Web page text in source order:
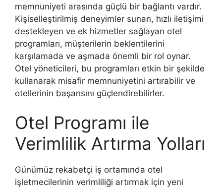
memnuniyeti arasında güçlü bir bağlantı vardır.
Kişiselleştirilmiş deneyimler sunan, hızlı iletişimi
destekleyen ve ek hizmetler sağlayan otel
programları, müşterilerin beklentilerini
karşılamada ve aşmada önemli bir rol oynar.
Otel yöneticileri, bu programları etkin bir şekilde
kullanarak misafir memnuniyetini artırabilir ve
otellerinin başarısını güçlendirebilirler.
Otel Programı ile
Verimlilik Artırma Yolları
Günümüz rekabetçi iş ortamında otel
işletmecilerinin verimliliği artırmak için yeni